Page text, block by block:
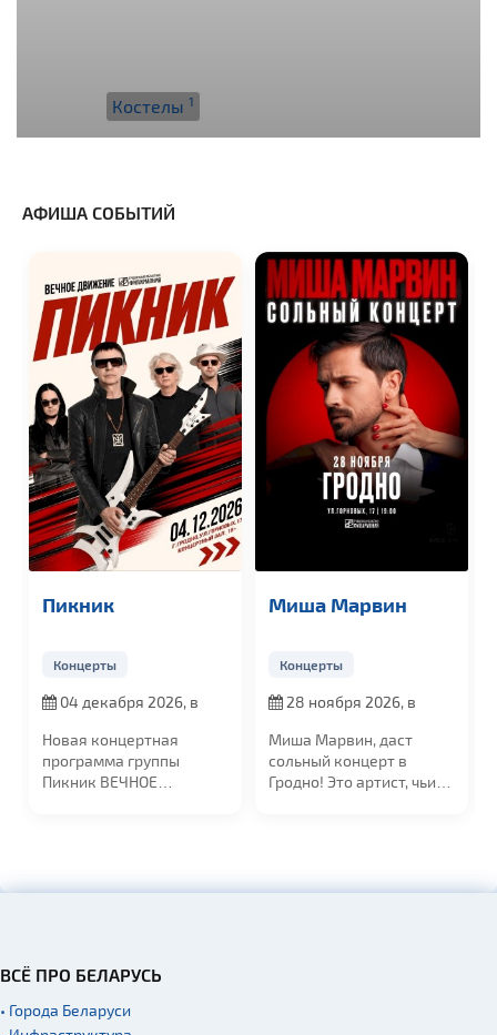
Костелы 1
АФИША СОБЫТИЙ
декабря 2026, в
концертная
группы
ВЕЧНОЕ
Миша Марвин
Концерты
28 ноября 2026, в
Миша Марвин, даст
сольный концерт в
Гродно! Это артист, чьи
ВСЁ ПРО БЕЛАРУСЬ
• Города Беларуси